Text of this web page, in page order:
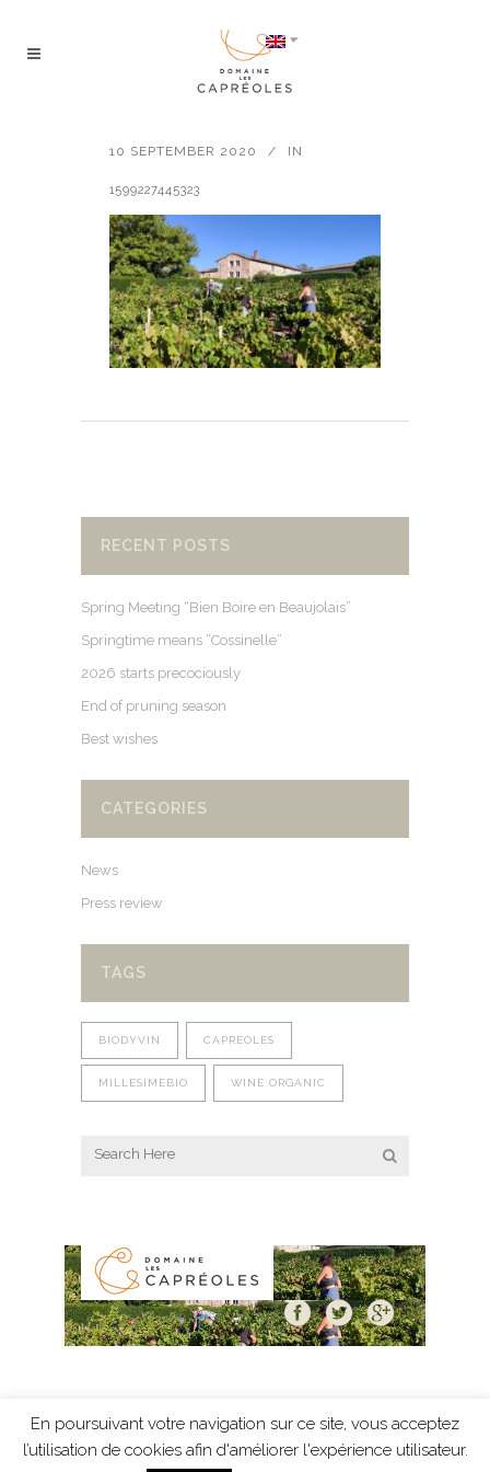
10 SEPTEMBER 2020 IN
1599227445323
RECENT POSTS
Spring Meeting “Bien Boire en Beaujolais”
Springtime means “Cossinelle”
2026 starts precociously
End of pruning season
Best wishes
CATEGORIES
News
Press review
TAGS
BIODYVIN CAPREOLES
MILLESIMEBIO WINE ORGANIC
création Résonance Communication
En poursuivant votre navigation sur ce site, vous acceptez
l’utilisation de cookies afin d'améliorer l'expérience utilisateur.